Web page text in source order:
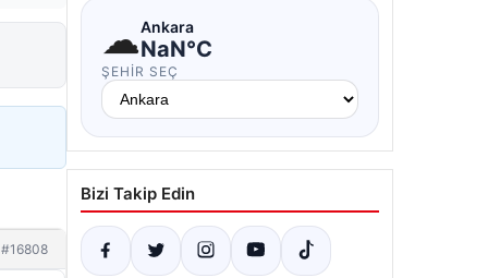
#16808
☁Ankara
NaN°C
ŞEHIR SEÇ
Bizi Takip Edin